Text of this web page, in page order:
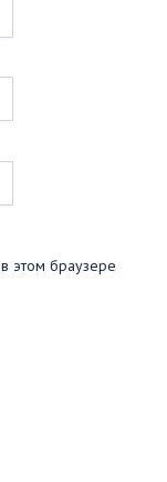
этом браузере